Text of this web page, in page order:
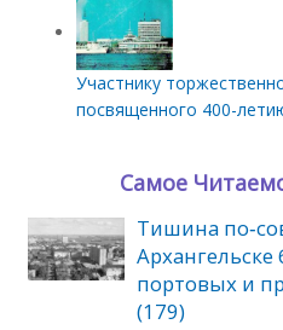
Участнику
посвященного 400-
Самое
Тишина
портовых и
(179)